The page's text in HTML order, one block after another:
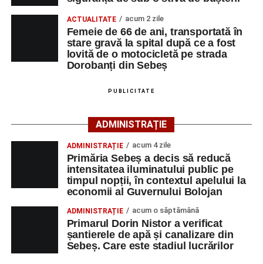
a intrat în coliziune cu un alt autoturism, condus
regulamentar din sens opus, respectiv Sebeș – Șugag, de
un bărbat de 62 de ani, din orașul Petrila, județul
În urma impactului, ambii conducători auto, precum și
bărbatul de 62 de ani – au suferit leziuni corporale.
Cele patru persoane au fost transportate la Spitalul
Județean de Urgență Alba Iulia pentru acordarea
îngrijirilor medicale de specialitate.
Cei doi conducători auto nu au putut fi testați cu aparatul
etilotest, motiv pentru care le-au fost prelevate mostre
biologice, în vederea stabilirii alcoolemiei.
ACTUALITATE acum 2 zile
Femeie de 66 de ani, transportată în
stare gravă la spital după ce a fost
lovită de o motocicletă pe strada
Dorobanți din Sebeș
PUBLICITATE
ADMINISTRAȚIE
ADMINISTRAȚIE acum 4 zile
Primăria Sebeș a decis să reducă
intensitatea iluminatului public pe
timpul nopții, în contextul apelului la
economii al Guvernului Bolojan
ADMINISTRAȚIE acum o săptămână
Primarul Dorin Nistor a verificat
șantierele de apă și canalizare din
Sebeș. Care este stadiul lucrărilor